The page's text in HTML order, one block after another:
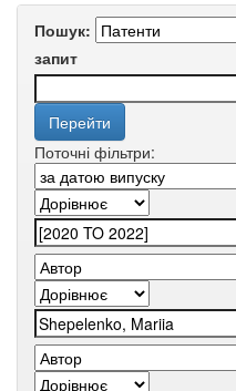
Пошук:
запит
Поточні фільтри: